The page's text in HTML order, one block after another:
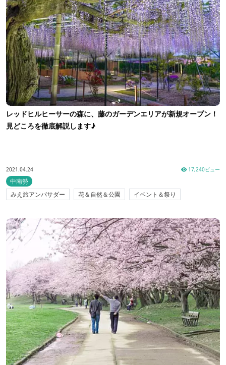
レッドヒルヒーサーの森に、藤のガーデンエリアが新規オープン！
見どころを徹底解説します♪
2021.04.24 17,240ビュー
中南勢
みえ旅アンバサダー
花＆自然＆公園 イベント＆祭り